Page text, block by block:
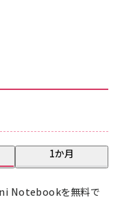
1か月
Notebookを無料で